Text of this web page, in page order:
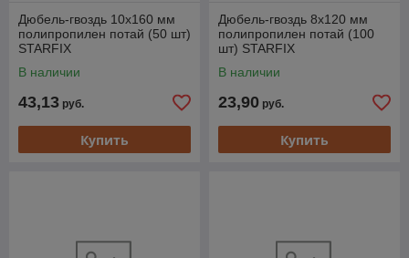
Дюбель-гвоздь 10х160 мм
полипропилен потай (50 шт)
STARFIX
В наличии
43,13 руб.
Купить
Дюбель-гвоздь 8х120 мм
полипропилен потай (100
шт) STARFIX
В наличии
23,90 руб.
Купить